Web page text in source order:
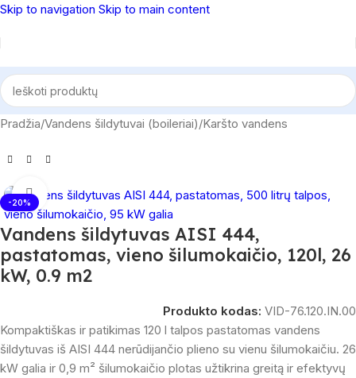
Skip to navigation Skip to main content
Pradžia/Vandens šildytuvai (boileriai)/Karšto vandens
-20%
Spustelėkite, norėdami padidinti
Vandens šildytuvas AISI 444,
pastatomas, vieno šilumokaičio, 120l, 26
kW, 0.9 m2
Produkto kodas: VID-76.120.IN.00
Kompaktiškas ir patikimas 120 l talpos pastatomas vandens
šildytuvas iš AISI 444 nerūdijančio plieno su vienu šilumokaičiu. 26
kW galia ir 0,9 m² šilumokaičio plotas užtikrina greitą ir efektyvų